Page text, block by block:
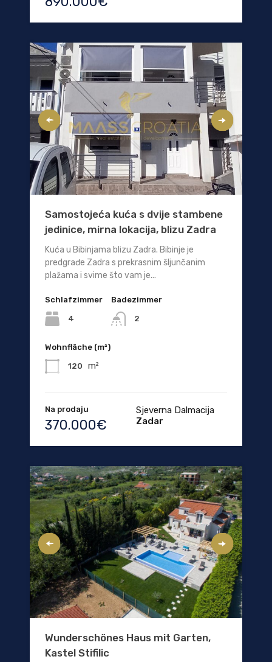
Samostojeća kuća s dvije stambene
jedinice, mirna lokacija, blizu Zadra
Kuća u Bibinjama blizu Zadra. Bibinje je
predgrađe Zadra s prekrasnim šljunčanim
plažama i svime što vam je...
Schlafzimmer
4
Badezimmer
2
Wohnfläche (m²)
120 m²
Na prodaju
370.000€
Sjeverna Dalmacija
Zadar
Wunderschönes Haus mit Garten,
Kastel Stifilic